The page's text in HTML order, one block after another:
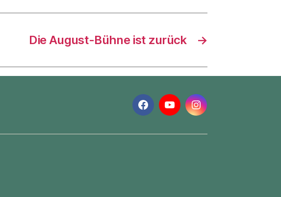
→
Die August-Bühne ist zurück
FacebookYouTubeInstagram